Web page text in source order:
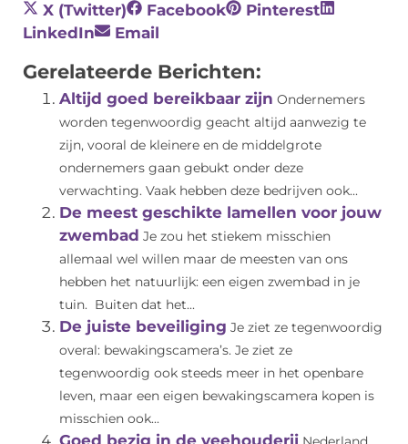
X (Twitter) Facebook
Pinterest
LinkedIn
Email
Gerelateerde Berichten:
Altijd goed bereikbaar zijn Ondernemers
worden tegenwoordig geacht altijd aanwezig te
zijn, vooral de kleinere en de middelgrote
ondernemers gaan gebukt onder deze
verwachting. Vaak hebben deze bedrijven ook...
De meest geschikte lamellen voor jouw
zwembad Je zou het stiekem misschien
allemaal wel willen maar de meesten van ons
hebben het natuurlijk: een eigen zwembad in je
tuin. Buiten dat het...
De juiste beveiliging Je ziet ze tegenwoordig
overal: bewakingscamera’s. Je ziet ze
tegenwoordig ook steeds meer in het openbare
leven, maar een eigen bewakingscamera kopen is
misschien ook...